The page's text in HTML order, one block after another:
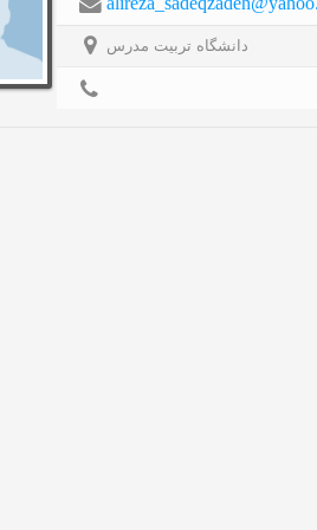
دانشگاه تربیت مدرس